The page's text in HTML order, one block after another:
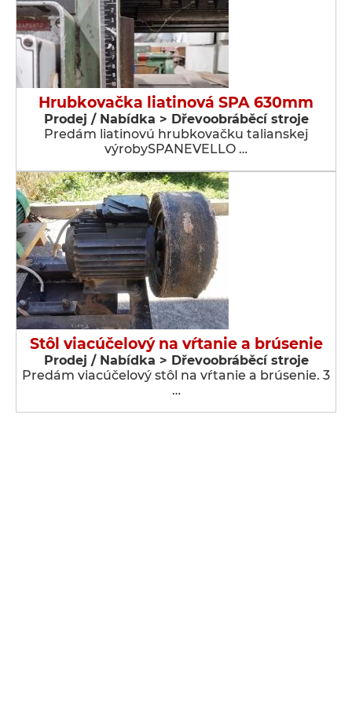
Hrubkovačka liatinová SPA 630mm
Prodej / Nabídka > Dřevoobráběcí stroje
Predám liatinovú hrubkovačku talianskej
výrobySPANEVELLO …
Stôl viacúčelový na vŕtanie a brúsenie
Prodej / Nabídka > Dřevoobráběcí stroje
Predám viacúčelový stôl na vŕtanie a brúsenie. 3
…